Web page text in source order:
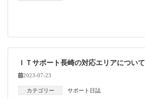
ＩＴサポート長崎の対応エリアについて
2023-07-23
カテゴリー サポート日誌